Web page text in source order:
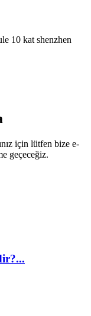
10 kat shenzhen
için lütfen bize e-
geçeceğiz.